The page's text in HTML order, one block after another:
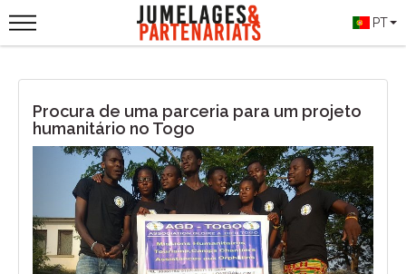
PT
Procura de uma parceria para um projeto
humanitário no Togo
Previous Next